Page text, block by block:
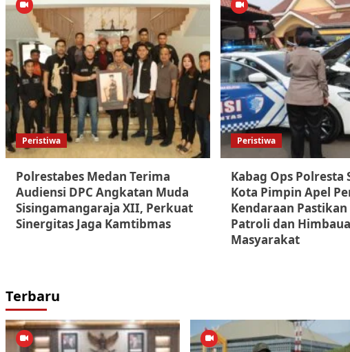
Peristiwa
Polrestabes Medan Terima
Audiensi DPC Angkatan Muda
Sisingamangaraja XII, Perkuat
Sinergitas Jaga Kamtibmas
Peristiwa
Kabag Ops Polresta
Kota Pimpin Apel
Kendaraan Pastikan
Patroli dan
Masyarakat
Terbaru